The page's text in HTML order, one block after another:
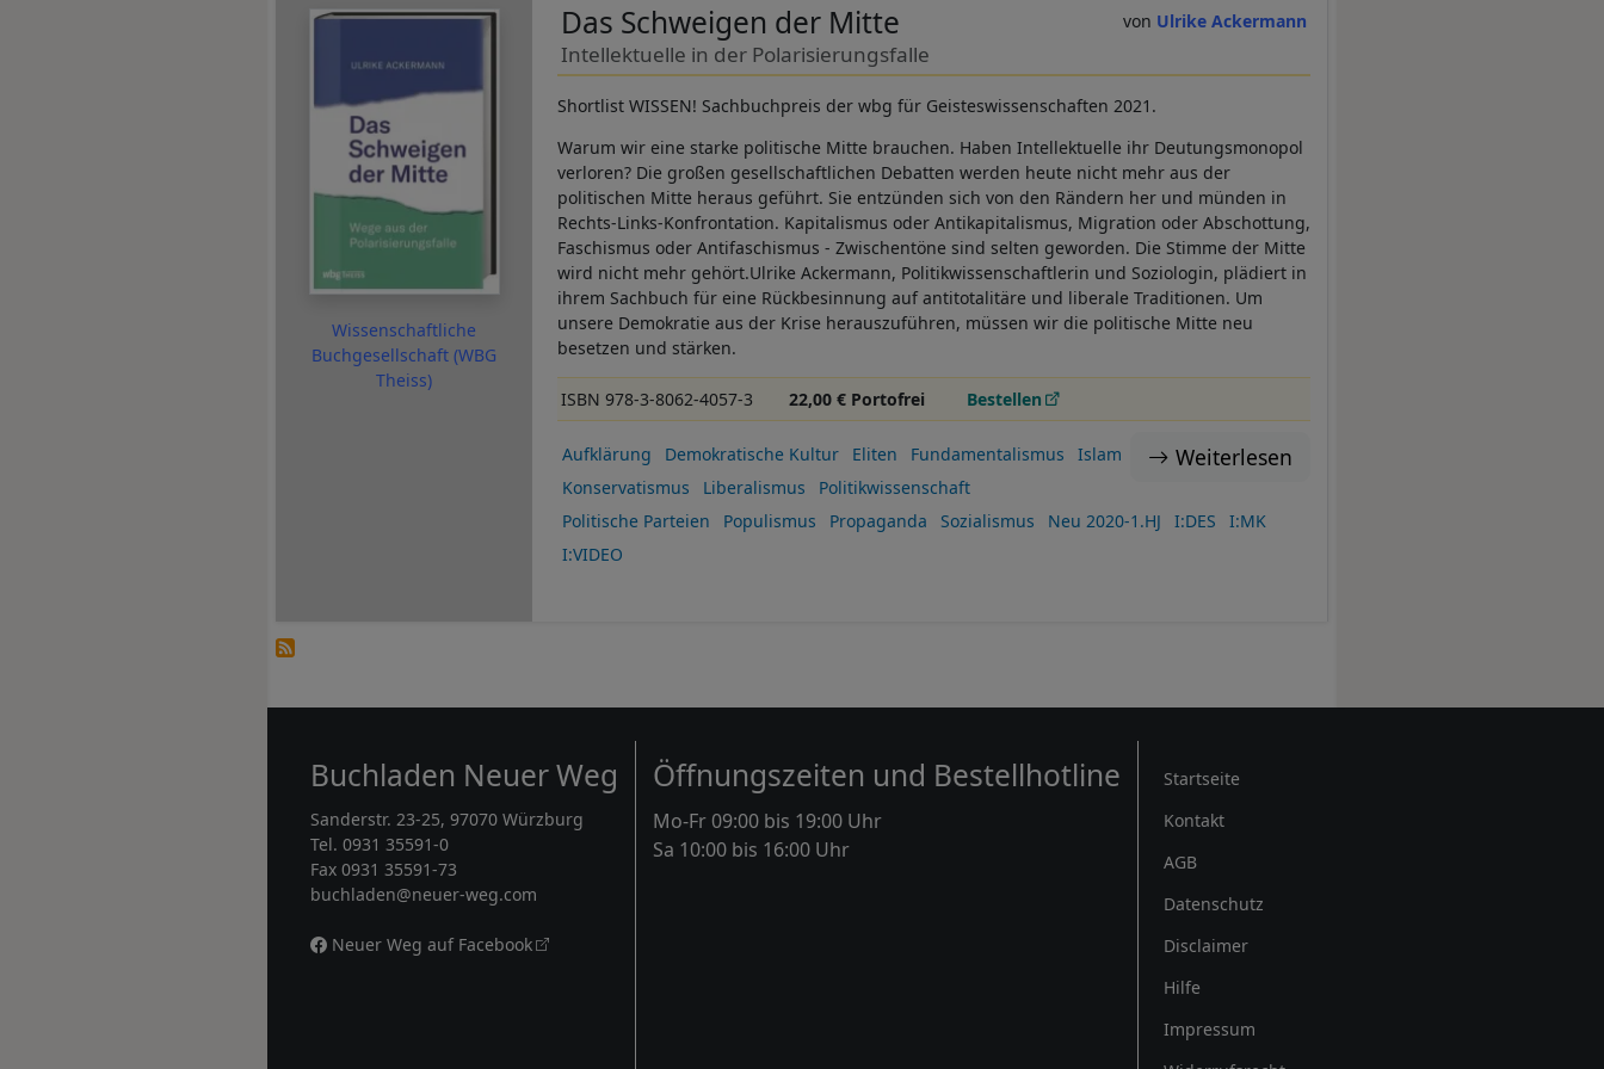
Wissenschaftliche
Buchgesellschaft (WBG
Theiss)
Ulrike Ackermann
Das Schweigen der Mitte
Intellektuelle in der Polarisierungsfalle
Shortlist WISSEN! Sachbuchpreis der wbg für Geisteswissenschaften 2021.
Warum wir eine starke politische Mitte brauchen. Haben Intellektuelle ihr Deutungsmonopol
verloren? Die großen gesellschaftlichen Debatten werden heute nicht mehr aus der
politischen Mitte heraus geführt. Sie entzünden sich von den Rändern her und münden in
Rechts-Links-Konfrontation. Kapitalismus oder Antikapitalismus, Migration oder Abschottung,
Faschismus oder Antifaschismus - Zwischentöne sind selten geworden. Die Stimme der Mitte
wird nicht mehr gehört.Ulrike Ackermann, Politikwissenschaftlerin und Soziologin, plädiert in
ihrem Sachbuch für eine Rückbesinnung auf antitotalitäre und liberale Traditionen. Um
unsere Demokratie aus der Krise herauszuführen, müssen wir die politische Mitte neu
besetzen und stärken.
ISBN 978-3-8062-4057-3 22,00 € Portofrei Bestellen
Weiterlesen
Aufklärung Demokratische Kultur Eliten Fundamentalismus
Islam
Konservatismus
Liberalismus
Politikwissenschaft
Politische Parteien
Populismus Propaganda Sozialismus Neu 2020-1.HJ I:DES
I:MK
I:VIDEO
Buchladen Neuer Weg
Sanderstr. 23-25, 97070 Würzburg
Tel. 0931 35591-0
Fax 0931 35591-73
buchladen@neuer-weg.com
Neuer Weg auf Facebook
Öffnungszeiten und Bestellhotline
Mo-Fr 09:00 bis 19:00 Uhr
Sa 10:00 bis 16:00 Uhr
Rechtliches
Startseite
Kontakt
AGB
Datenschutz
Disclaimer
Hilfe
Impressum